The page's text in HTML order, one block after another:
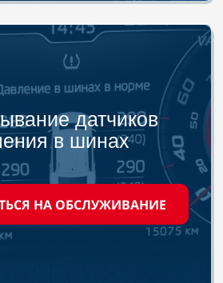
датчиков
в шинах
НА ОБСЛУЖИВАНИЕ